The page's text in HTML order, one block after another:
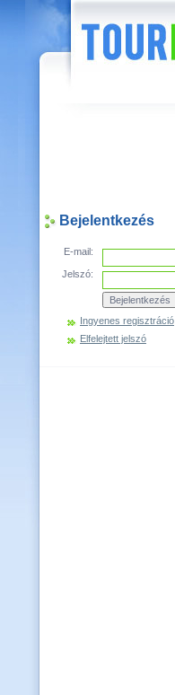
Bejelentkezés
E-mail:
Jelszó:
Ingyenes regisztráció
Elfelejtett jelszó